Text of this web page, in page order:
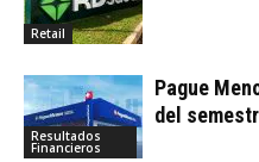
Retail
Resultados
Financieros
Pague
del